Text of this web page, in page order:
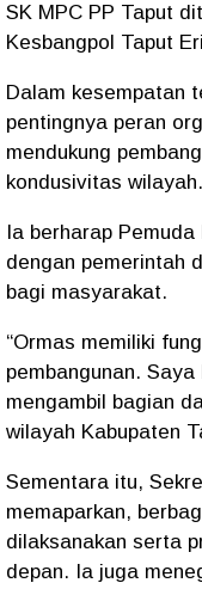
SK MPC PP Taput
Kesbangpol Taput
Dalam kesempatan
pentingnya peran
mendukung
kondusivitas wilayah.
Ia berharap
dengan pemerintah
bagi masyarakat.
“Ormas memiliki
pembangunan.
mengambil bagian
wilayah Kabupaten
Sementara itu,
memaparkan,
dilaksanakan serta
depan. Ia juga